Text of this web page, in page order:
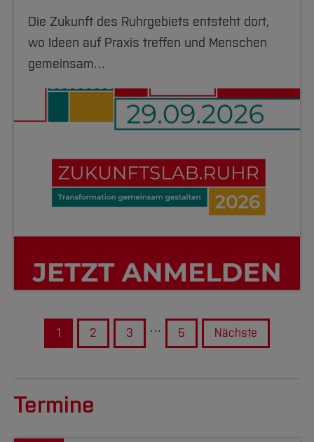
Die Zukunft des Ruhrgebiets entsteht dort,
wo Ideen auf Praxis treffen und Menschen
gemeinsam…
1 2 3 … 5 Nächste
Termine